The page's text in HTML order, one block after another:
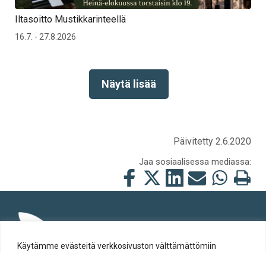
Käytämme evästeitä verkkosivuston välttämättömiin
Iltasoitto Mustikkarinteellä
16.7. - 27.8.2026
Näytä lisää
Päivitetty 2.6.2020
Jaa sosiaalisessa mediassa:
Jaa
tämä
Jaa
tämä
Jaa
tämä
Jaa
tämä
Jaa
tämä
Tulosta
tämä